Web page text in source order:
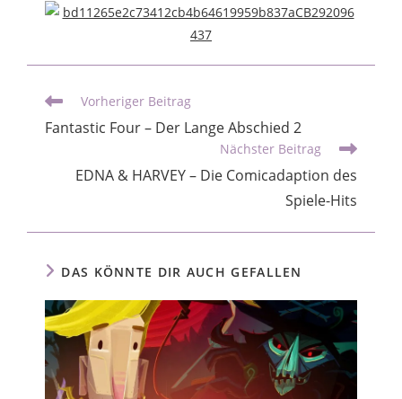
Vorheriger Beitrag
Fantastic Four – Der Lange Abschied 2
Nächster Beitrag
EDNA & HARVEY – Die Comicadaption des
Spiele-Hits
DAS KÖNNTE DIR AUCH GEFALLEN